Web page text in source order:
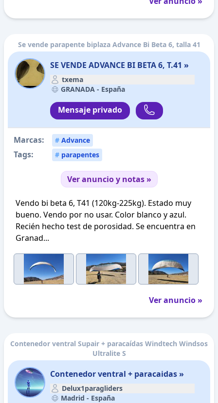
Se vende parapente biplaza Advance Bi Beta 6, talla 41
SE VENDE ADVANCE BI BETA 6, T.41 »
txema
GRANADA - España
Mensaje privado
Marcas: # Advance
Tags: # parapentes
Ver anuncio y notas »
Vendo bi beta 6, T41 (120kg-225kg). Estado muy
bueno. Vendo por no usar. Color blanco y azul.
Recién hecho test de porosidad. Se encuentra en
Granad...
Ver anuncio »
Contenedor ventral Supair + paracaídas Windtech Windsos
Ultralite S
Contenedor ventral + paracaidas »
Delux1paragliders
Madrid - España